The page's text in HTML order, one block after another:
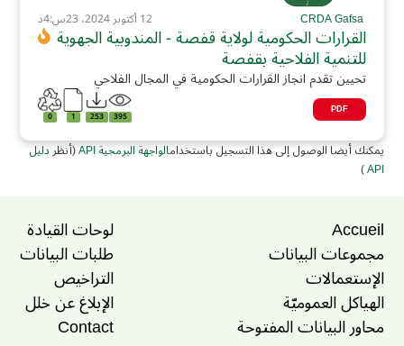
CRDA Gafsa 12 أكتوبر 2024، 23س:4د
القرارات الحكومية لولاية قفصة - المندوبية الجهوية
للتنمية الفلاحية بقفصة
تحيين تقدم انجاز القرارات الحكومية في المجال الفلاحي
PDF
395
253
1
0
يمكنك أيضا الوصول إلى هذا التسجيل باستخدامالواجهة البرمجية API (أنظردليل
API
)
Accueil
مجموعات البيانات
الإستعمالات
الهياكل العموميّة
محاور البيانات المفتوحة
لوحات القيادة
طلبات البيانات
التراخيص
الإبلاغ عن خلل
Contact